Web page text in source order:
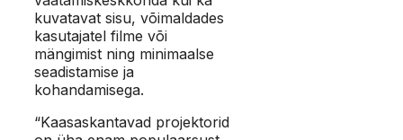
kuvatavat sisu, võimaldades
kasutajatel filme või
mängimist ning minimaalse
seadistamise ja
kohandamisega.
“Kaasaskantavad projektorid